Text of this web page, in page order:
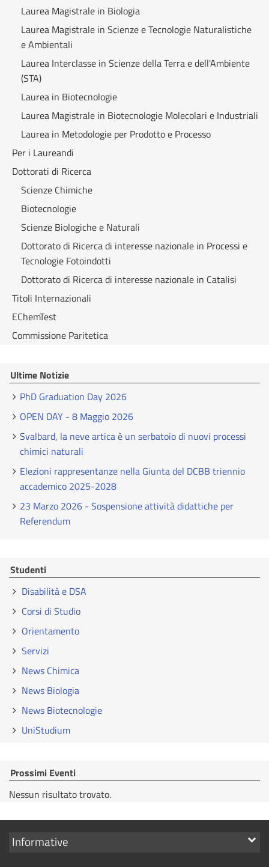
Laurea Magistrale in Biologia
Laurea Magistrale in Scienze e Tecnologie Naturalistiche
e Ambientali
Laurea Interclasse in Scienze della Terra e dell'Ambiente
(STA)
Laurea in Biotecnologie
Laurea Magistrale in Biotecnologie Molecolari e Industriali
Laurea in Metodologie per Prodotto e Processo
Per i Laureandi
Dottorati di Ricerca
Scienze Chimiche
Biotecnologie
Scienze Biologiche e Naturali
Dottorato di Ricerca di interesse nazionale in Processi e
Tecnologie Fotoindotti
Dottorato di Ricerca di interesse nazionale in Catalisi
Titoli Internazionali
EChemTest
Commissione Paritetica
Ultime Notizie
PhD Graduation Day 2026
OPEN DAY - 8 Maggio 2026
Svalbard, la neve artica è un serbatoio di nuovi processi
chimici naturali
Elezioni rappresentanze nella Giunta del DCBB triennio
accademico 2025-2028
23 Marzo 2026 - Sospensione attività didattiche per
Referendum
Studenti
Disabilità e DSA
Corsi di Studio
Orientamento
Servizi
News Chimica
News Biologia
News Biotecnologie
UniStudium
Prossimi Eventi
Nessun risultato trovato.
Mostra
Informative